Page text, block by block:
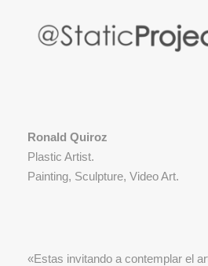
Ronald Quiroz
Plastic Artist.
Painting, Sculpture, Video Art.
«Estas invitando a contemplar el